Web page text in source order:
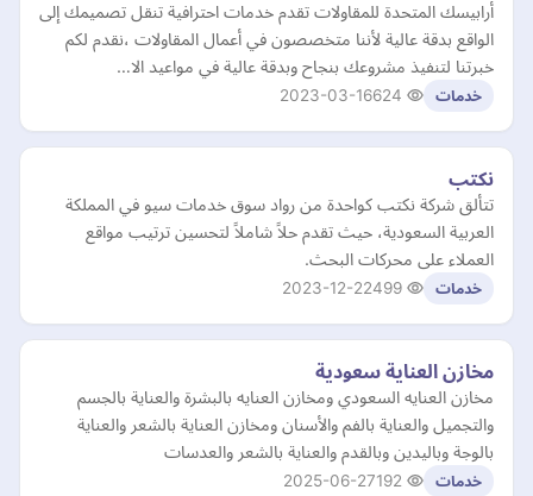
أرابيسك المتحدة للمقاولات تقدم خدمات احترافية تنقل تصميمك إلى
الواقع بدقة عالية لأننا متخصصون في أعمال المقاولات ،نقدم لكم
خبرتنا لتنفيذ مشروعك بنجاح وبدقة عالية في مواعيد الا…
خدمات 2023-03-16
نكتب
تتألق شركة نكتب كواحدة من رواد سوق خدمات سيو في المملكة
العربية السعودية، حيث تقدم حلاً شاملاً لتحسين ترتيب مواقع
العملاء على محركات البحث.
خدمات 2023-12-22
مخازن العناية سعودية
مخازن العنايه السعودي ومخازن العنايه بالبشرة والعناية بالجسم
والتجميل والعناية بالفم والأسنان ومخازن العناية بالشعر والعناية
بالوجة وباليدين وبالقدم والعناية بالشعر والعدسات
خدمات 2025-06-27